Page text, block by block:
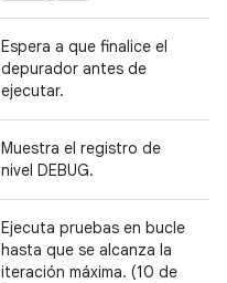
Espera a que finalice el
depurador antes de
ejecutar.
Muestra el registro de
nivel DEBUG.
Ejecuta pruebas en bucle
hasta que se alcanza la
iteración máxima. (10 de